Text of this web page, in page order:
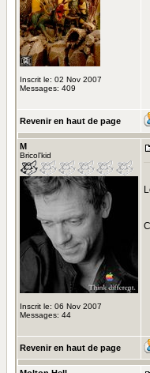
Inscrit le: 02 Nov 2007
Messages: 409
Revenir en haut de page
M
Bricol'kid
Inscrit le: 06 Nov 2007
Messages: 44
Revenir en haut de page